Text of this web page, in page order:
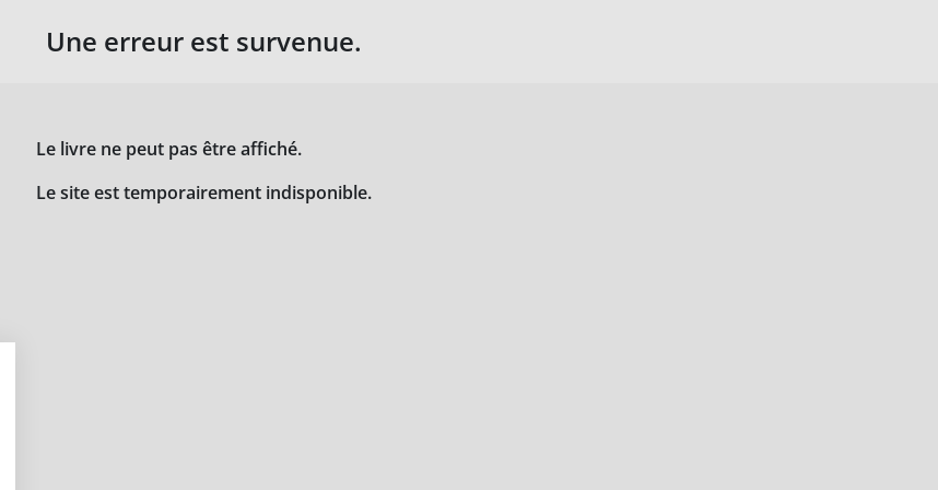
Une erreur est survenue.
Le livre ne peut pas être affiché.
Le site est temporairement indisponible.